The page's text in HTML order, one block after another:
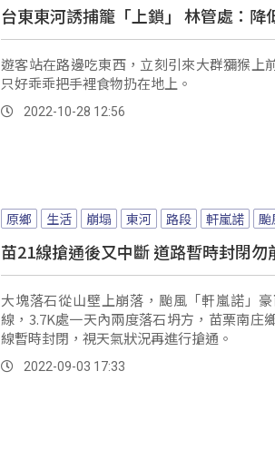
台東東河誘捕籠「上鎖」 林管處：降
遊客站在路邊吃東西，立刻引來大群獼猴上
只好乖乖把手裡食物扔在地上。
2022-10-28 12:56
原鄉 生活 崩塌 東河 路段 軒嵐諾 颱
苗21線搶通後又中斷 道路暫時封閉勿
大塊落石從山壁上崩落，颱風「軒嵐諾」
線，3.7K處一天內兩度落石坍方，苗栗南庄
線暫時封閉，視天氣狀況再進行搶通。
2022-09-03 17:33